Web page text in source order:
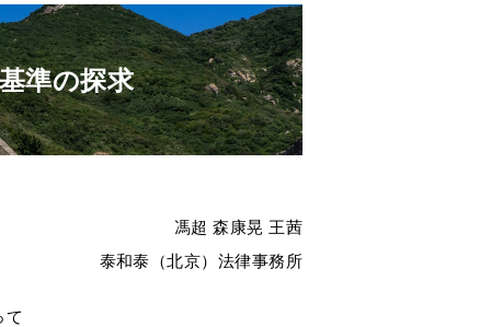
準の探求
馮超 森康晃 王茜
泰和泰（北京）法律事務所
て